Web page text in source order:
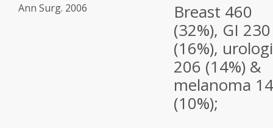
Ann Surg. 2006
Breast 460
(32%), GI 230
(16%),
206 (14%) &
melanoma
(10%);